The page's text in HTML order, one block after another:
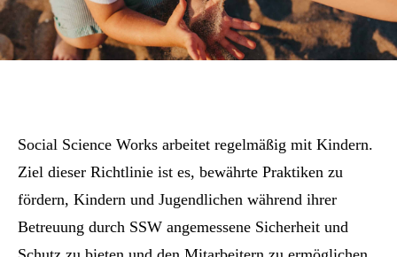
Social Science Works arbeitet regelmäßig mit Kindern.
Ziel dieser Richtlinie ist es, bewährte Praktiken zu
fördern, Kindern und Jugendlichen während ihrer
Betreuung durch SSW angemessene Sicherheit und